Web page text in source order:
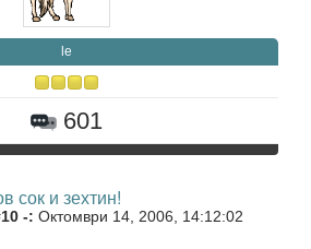
le
601
сок и зехтин!
-: Октомври 14, 2006, 14:12:02